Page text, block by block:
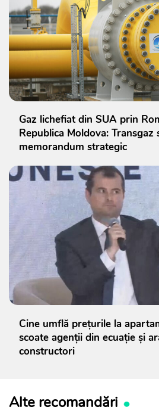
Gaz lichefiat din SUA prin
Republica Moldova: Transgaz
memorandum strategic
Cine umflă prețurile la
scoate agenții din ecuație și
constructori
Alte recomandări